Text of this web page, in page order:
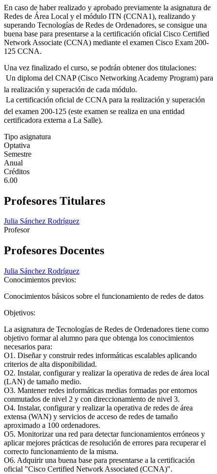
En caso de haber realizado y aprobado previamente la asignatura de
Redes de Área Local y el módulo ITN (CCNA1), realizando y
superando Tecnologías de Redes de Ordenadores, se consigue una
buena base para presentarse a la certificación oficial Cisco Certified
Network Associate (CCNA) mediante el examen Cisco Exam 200-
125 CCNA.
Una vez finalizado el curso, se podrán obtener dos titulaciones:
 Un diploma del CNAP (Cisco Networking Academy Program) para
la realización y superación de cada módulo.
 La certificación oficial de CCNA para la realización y superación
del examen 200-125 (este examen se realiza en una entidad
certificadora externa a La Salle).
Tipo asignatura
Optativa
Semestre
Anual
Créditos
6.00
Profesores Titulares
Julia Sánchez Rodríguez
Profesor
Profesores Docentes
Julia Sánchez Rodríguez
Conocimientos previos:
Conocimientos básicos sobre el funcionamiento de redes de datos
Objetivos:
La asignatura de Tecnologías de Redes de Ordenadores tiene como
objetivo formar al alumno para que obtenga los conocimientos
necesarios para:
O1. Diseñar y construir redes informáticas escalables aplicando
criterios de alta disponibilidad.
O2. Instalar, configurar y realizar la operativa de redes de área local
(LAN) de tamaño medio.
O3. Mantener redes informáticas medias formadas por entornos
conmutados de nivel 2 y con direccionamiento de nivel 3.
O4. Instalar, configurar y realizar la operativa de redes de área
extensa (WAN) y servicios de acceso de redes de tamaño
aproximado a 100 ordenadores.
O5. Monitorizar una red para detectar funcionamientos erróneos y
aplicar mejores prácticas de resolución de errores para recuperar el
correcto funcionamiento de la misma.
O6. Adquirir una buena base para presentarse a la certificación
oficial "Cisco Certified Network Associated (CCNA)".